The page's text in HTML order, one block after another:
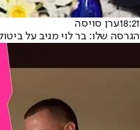
18:21ערן סויסה
הגרסה שלו: בר לוי מגיב על